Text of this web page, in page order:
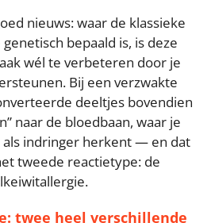
nieuws: waar de klassieke
bepaald is, is deze
wél te verbeteren door je
Bij een verzwakte
deeltjes bovendien
naar de bloedbaan, waar je
indringer herkent — en dat
tweede reactietype: de
twee heel verschillende